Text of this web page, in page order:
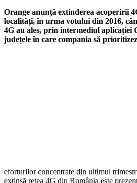
Orange anunță extinderea acoperirii
localități, în urma votului din 2016,
4G au ales, prin intermediul aplicației
județele în care compania să
eforturilor concentrate din ultimul
extinsă rețea 4G din România este